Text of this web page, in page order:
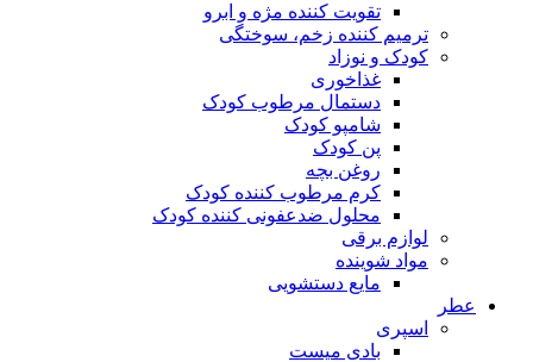
تقویت کننده مژه و ابرو
ترمیم کننده زخم، سوختگی
کودک و نوزاد
غذاخوری
دستمال مرطوب کودک
شامپو کودک
پن کودک
روغن بچه
کرم مرطوب کننده کودک
محلول ضدعفونی کننده کودک
لوازم برقی
مواد شوینده
مایع دستشویی
اسپری
بادی میست